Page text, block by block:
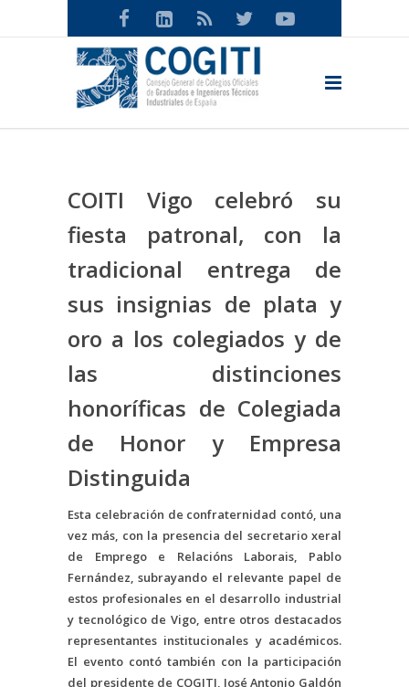
COITI Vigo celebró su
fiesta patronal, con la
tradicional entrega de
sus insignias de plata y
oro a los colegiados y de
las distinciones
honoríficas de Colegiada
de Honor y Empresa
Distinguida
Esta celebración de confraternidad contó, una
vez más, con la presencia del secretario xeral
de Emprego e Relacións Laborais, Pablo
Fernández, subrayando el relevante papel de
estos profesionales en el desarrollo industrial
y tecnológico de Vigo, entre otros destacados
representantes institucionales y académicos.
El evento contó también con la participación
del presidente de COGITI, José Antonio Galdón